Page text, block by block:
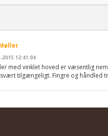
2015 12:41:04
med vinklet hoved er væsentlig
tilgængeligt. Fingre og håndled